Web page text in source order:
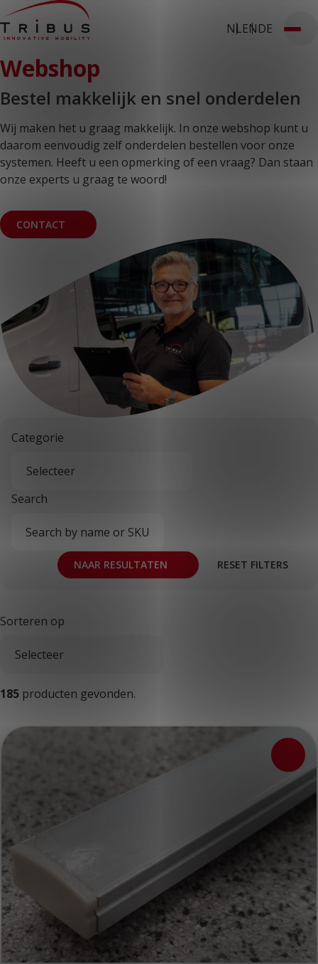
NLENDE
Stages
Home
Onze oplossingen
Rolstoelbussen
Vloersystemen
Stoelen
Voor wie
Openbaar vervoer
Taxibedrijven
Ombouwers
Over ons
WERKEN BIJ TRIBUS
KLANTPORTAAL
Webshop
Bestel makkelijk en snel onderdelen
Wij maken het u graag makkelijk. In onze webshop kunt u
daarom eenvoudig zelf onderdelen bestellen voor onze
systemen. Heeft u een opmerking of een vraag? Dan staan
onze experts u graag te woord!
CONTACT
Categorie
Search
RESET FILTERS
NAAR RESULTATEN
Sorteren op
185 producten gevonden.